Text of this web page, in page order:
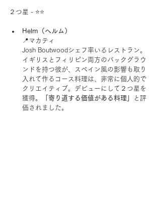
２つ星 - ⭐️⭐️
Helm（ヘルム）
📍マカティ
Josh Boutwoodシェフ率いるレストラン。
イギリスとフィリピン両方のバックグラウ
ンドを持つ彼が、スペイン風の影響も取り
入れて作るコース料理は、非常に個人的で
クリエイティブ。デビューにして２つ星を
獲得。
「寄り道する価値がある料理」
と評
価されました。